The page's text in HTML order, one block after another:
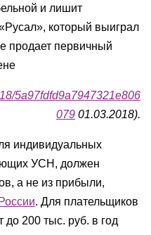
и лишит
который выиграл
продает первичный
5a97fdfd9a7947321e806
079 01.03.2018).
индивидуальных
УСН, должен
а не из прибыли,
. Для плательщиков
до 200 тыс. руб. в год